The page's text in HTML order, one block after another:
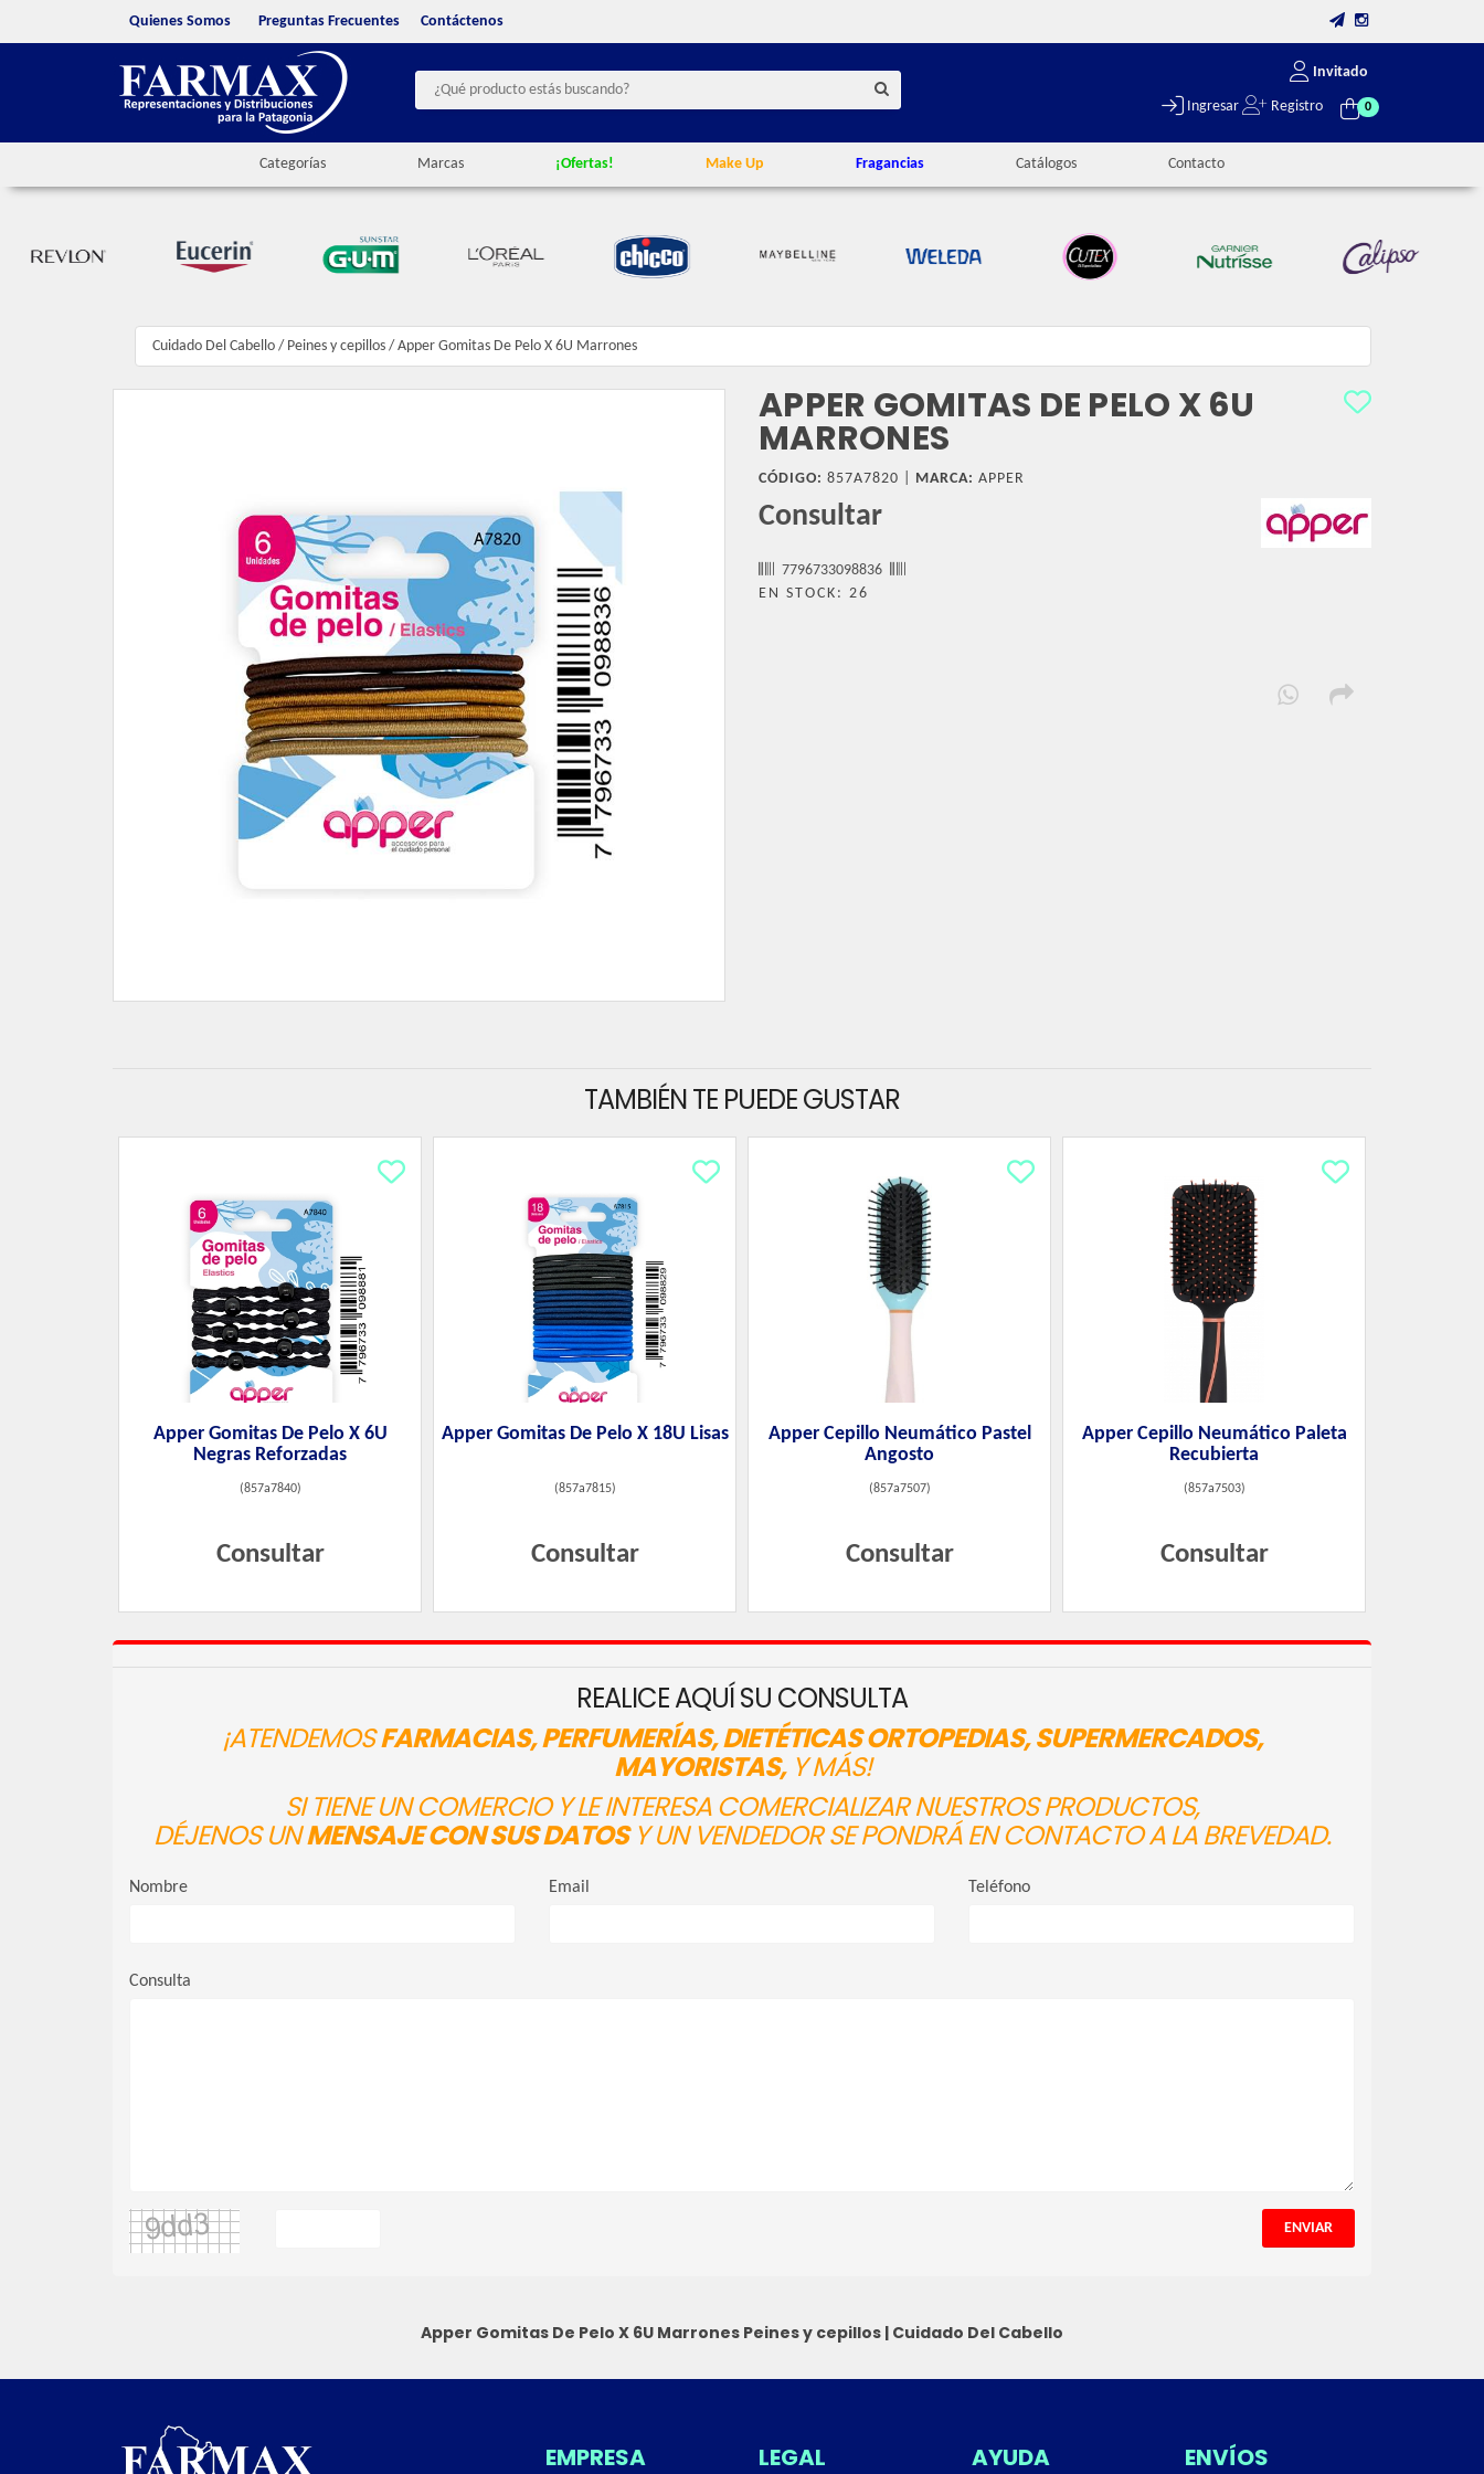
Quienes Somos Preguntas Frecuentes Contáctenos
Invitado
Ingresar Registro 0
Categorías Marcas ¡Ofertas! Make Up Fragancias Catálogos Contacto
Cuidado Del Cabello / Peines y cepillos / Apper Gomitas De Pelo X 6U Marrones
APPER GOMITAS DE PELO X 6U
MARRONES
CÓDIGO: 857A7820 | MARCA: APPER
Consultar
7796733098836
EN STOCK: 26
TAMBIÉN TE PUEDE GUSTAR
Apper Gomitas De Pelo X 6U
Negras Reforzadas
(857a7840)
Consultar
Apper Gomitas De Pelo X 18U Lisas
(857a7815)
Consultar
Apper Cepillo Neumático Pastel
Angosto
(857a7507)
Consultar
Apper Cepillo Neumático Paleta
Recubierta
(857a7503)
Consultar
REALICE AQUÍ SU CONSULTA
¡ATENDEMOSFARMACIAS, PERFUMERÍAS, DIETÉTICAS ORTOPEDIAS, SUPERMERCADOS,
MAYORISTAS,Y MÁS!
SI TIENE UN COMERCIO Y LE INTERESA COMERCIALIZAR NUESTROS PRODUCTOS,
DÉJENOS UNMENSAJE CON SUS DATOSY UN VENDEDOR SE PONDRÁ EN CONTACTO A LA BREVEDAD.
Nombre Email Teléfono
Consulta
ENVIAR
Apper Gomitas De Pelo X 6U Marrones Peines y cepillos | Cuidado Del Cabello
EMPRESA LEGAL AYUDA ENVÍOS